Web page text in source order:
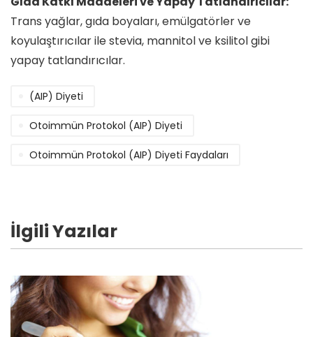
Trans yağlar, gıda boyaları, emülgatörler ve
koyulaştırıcılar ile stevia, mannitol ve ksilitol gibi
yapay tatlandırıcılar.
(AIP) Diyeti
Otoimmün Protokol (AIP) Diyeti
Otoimmün Protokol (AIP) Diyeti Faydaları
İlgili Yazılar